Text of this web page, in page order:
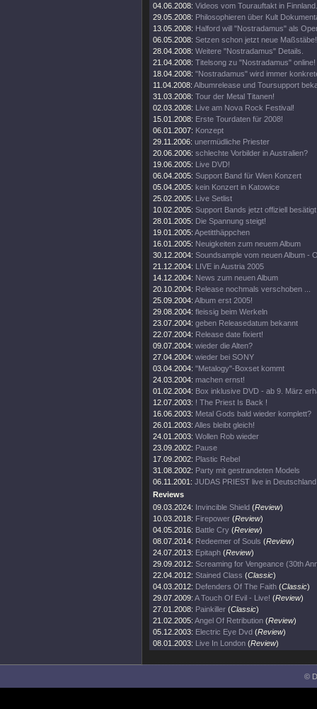
04.06.2008: Videos vom Tourauftakt in Finnland.
29.05.2008: Philosophieren über Kult
13.05.2008: Halford will "Nostradamus" als
06.05.2008: Setzen schon jetzt neue Maßstäbe!
28.04.2008: Weitere "Nostradamus" Details.
21.04.2008: Titelsong zu "Nostradamus" online!
18.04.2008: "Nostradamus" wird immer
11.04.2008: Albumrelease und Toursupport
31.03.2008: Tour der Metal Titanen!
02.03.2008: Live am Nova Rock Festival!
15.01.2008: Erste Tourdaten für 2008!
06.01.2007: Konzept
29.11.2006: unermüdliche Priester
20.06.2006: schlechte Vorbilder in Australien?
19.06.2005: Live DVD!
06.04.2005: Support Band für Wien Konzert
05.04.2005: kein Konzert in Katowice
25.02.2005: Live Setlist
10.02.2005: Support Bands jetzt offiziell besätigt
28.01.2005: Die Spannung steigt!
19.01.2005: Apetitthäppchen
16.01.2005: Neuigkeiten zum neuem Album
30.12.2004: Soundsample vom neuen Album -
21.12.2004: LIVE in Austria 2005
14.12.2004: News zum neuen Album
20.10.2004: Release nochmals verschoben ...
25.09.2004: Album erst 2005!
29.08.2004: fleissig beim Werkeln
23.07.2004: geben Releasedatum bekannt
22.07.2004: Release date fixiert!
09.07.2004: wieder die Alten?
27.04.2004: wieder bei SONY
03.04.2004: "Metalogy"-Boxset kommt
24.03.2004: machen ernst!
01.02.2004: Box inklusive DVD - ab 9. März
12.07.2003: ! The Priest Is Back !
16.06.2003: Metal Gods bald wieder komplett?
26.01.2003: Alles bleibt gleich!
24.01.2003: Wollen Rob wieder
23.09.2002: Pause
17.09.2002: Plastic Rebel
31.08.2002: Party mit gestrandeten Models
06.11.2001: JUDAS PRIEST live in Deutschland
Reviews
09.03.2024: Invincible Shield (Review)
10.03.2018: Firepower (Review)
04.05.2016: Battle Cry (Review)
08.07.2014: Redeemer of Souls (Review)
24.07.2013: Epitaph (Review)
29.09.2012: Screaming for Vengeance (30th
22.04.2012: Stained Class (Classic)
04.03.2012: Defenders Of The Faith (Classic)
29.07.2009: A Touch Of Evil - Live! (Review)
27.01.2008: Painkiller (Classic)
21.02.2005: Angel Of Retribution (Review)
05.12.2003: Electric Eye Dvd (Review)
08.01.2003: Live In London (Review)
©